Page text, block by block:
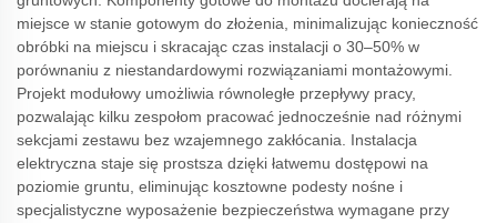
miejsce w stanie gotowym do złożenia, minimalizując konieczność
obróbki na miejscu i skracając czas instalacji o 30–50% w
porównaniu z niestandardowymi rozwiązaniami montażowymi.
Projekt modułowy umożliwia równoległe przepływy pracy,
pozwalając kilku zespołom pracować jednocześnie nad różnymi
sekcjami zestawu bez wzajemnego zakłócania. Instalacja
elektryczna staje się prostsza dzięki łatwemu dostępowi na
poziomie gruntu, eliminując kosztowne podesty nośne i
specjalistyczne wyposażenie bezpieczeństwa wymagane przy